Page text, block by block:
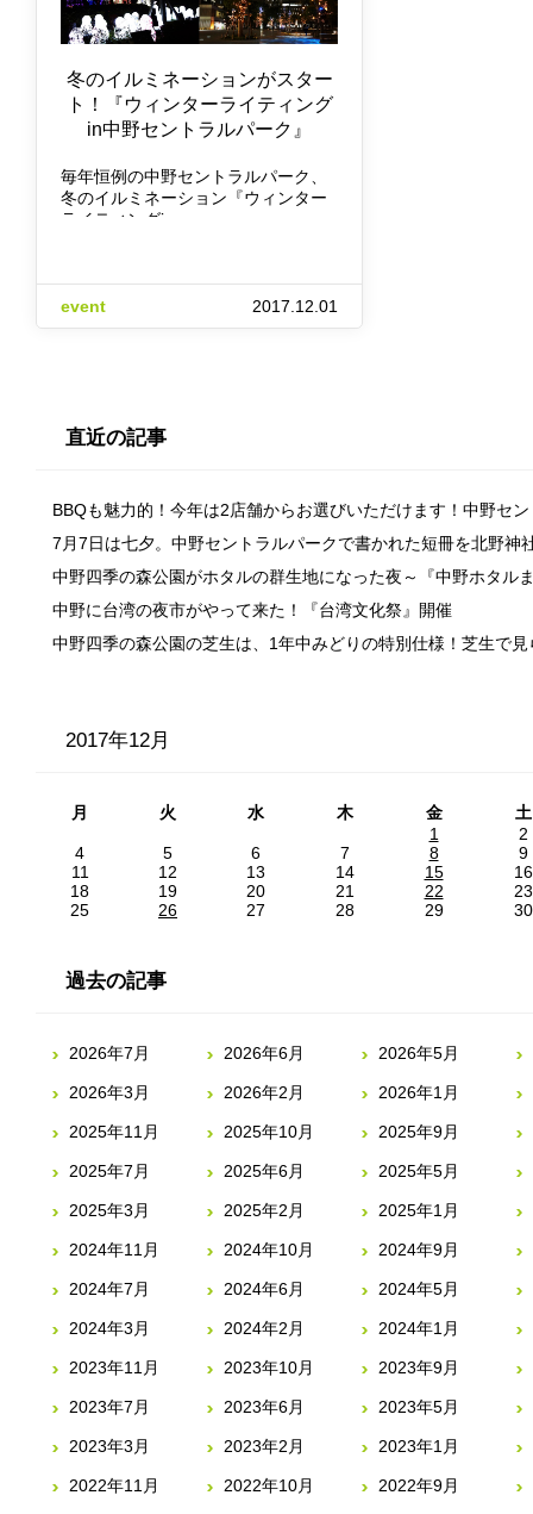
冬のイルミネーションがスター
ト！『ウィンターライティング
in中野セントラルパーク』
毎年恒例の中野セントラルパーク、
冬のイルミネーション『ウィンター
ライティングin…
event 2017.12.01
直近の記事
BBQも魅力的！今年は2店舗からお選びいただけます！中野セ
7月7日は七夕。中野セントラルパークで書かれた短冊を北野神
中野四季の森公園がホタルの群生地になった夜～『中野ホタル
中野に台湾の夜市がやって来た！『台湾文化祭』開催
中野四季の森公園の芝生は、1年中みどりの特別仕様！芝生で
2017年12月
月 火 水 木 金
土
1
2
4
5 6 7 8
9
11
12 13 14 15
16
18
19 20 21 22
23
25
26 27 28 29 30
過去の記事
2026年7月 2026年6月 2026年5月
2026年3月 2026年2月 2026年1月
2025年11月 2025年10月 2025年9月
2025年7月 2025年6月 2025年5月
2025年3月 2025年2月 2025年1月
2024年11月 2024年10月 2024年9月
2024年7月 2024年6月 2024年5月
2024年3月 2024年2月 2024年1月
2023年11月 2023年10月 2023年9月
2023年7月 2023年6月 2023年5月
2023年3月 2023年2月 2023年1月
2022年11月 2022年10月 2022年9月